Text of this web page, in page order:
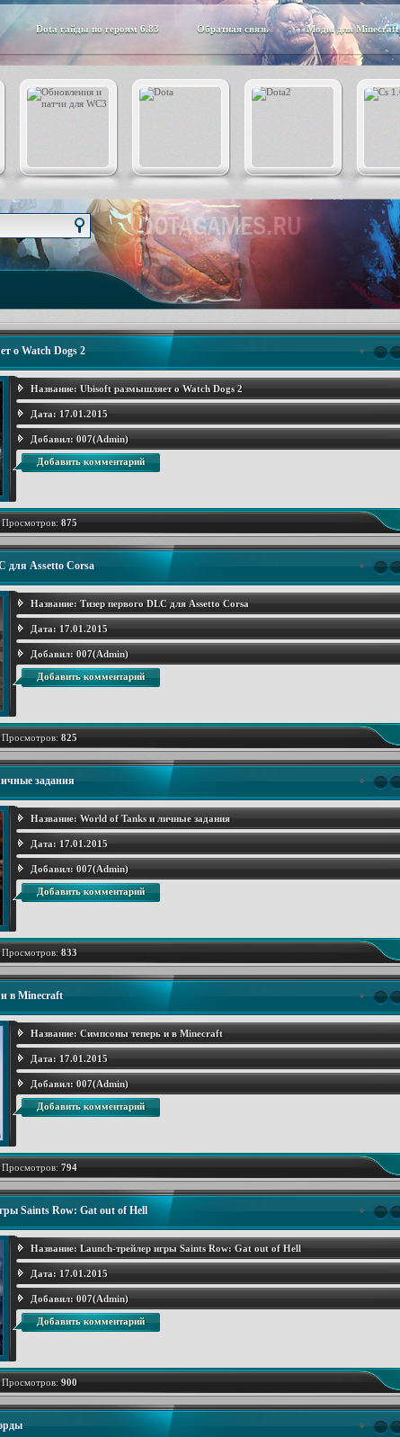
Dota гайды по героям 6.83 Обратная связь Моды для Minecraft
о Watch Dogs 2
Название: Ubisoft размышляет о Watch Dogs 2
Дата: 17.01.2015
Добавил: 007(Admin)
Добавить комментарий
Просмотров: 875
для Assetto Corsa
Название: Тизер первого DLC для Assetto Corsa
Дата: 17.01.2015
Добавил: 007(Admin)
Добавить комментарий
Просмотров: 825
задания
Название: World of Tanks и личные задания
Дата: 17.01.2015
Добавил: 007(Admin)
Добавить комментарий
Просмотров: 833
в Minecraft
Название: Симпсоны теперь и в Minecraft
Дата: 17.01.2015
Добавил: 007(Admin)
Добавить комментарий
Просмотров: 794
Saints Row: Gat out of Hell
Название: Launch-трейлер игры Saints Row: Gat out of Hell
Дата: 17.01.2015
Добавил: 007(Admin)
Добавить комментарий
Просмотров: 900